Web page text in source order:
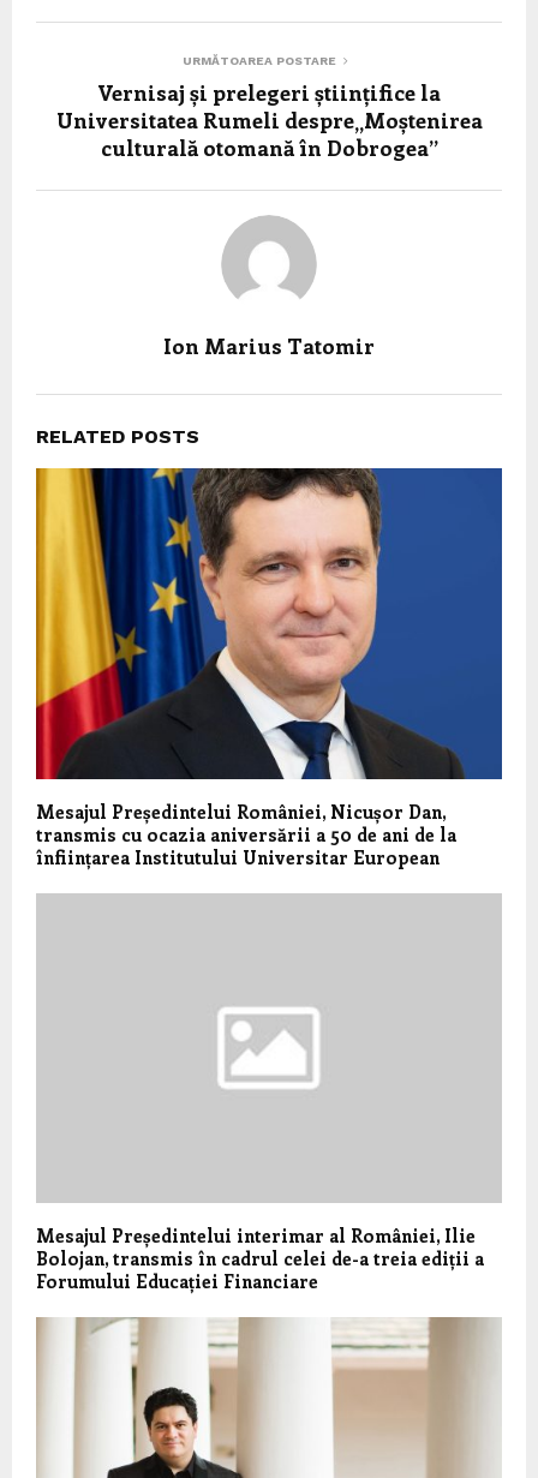
URMĂTOAREA POSTARE
Vernisaj și prelegeri științifice la
Universitatea Rumeli despre„Moștenirea
culturală otomană în Dobrogea”
Ion Marius Tatomir
RELATED POSTS
Mesajul Președintelui României, Nicușor Dan,
transmis cu ocazia aniversării a 50 de ani de la
înființarea Institutului Universitar European
Mesajul Președintelui interimar al României, Ilie
Bolojan, transmis în cadrul celei de-a treia ediții a
Forumului Educației Financiare